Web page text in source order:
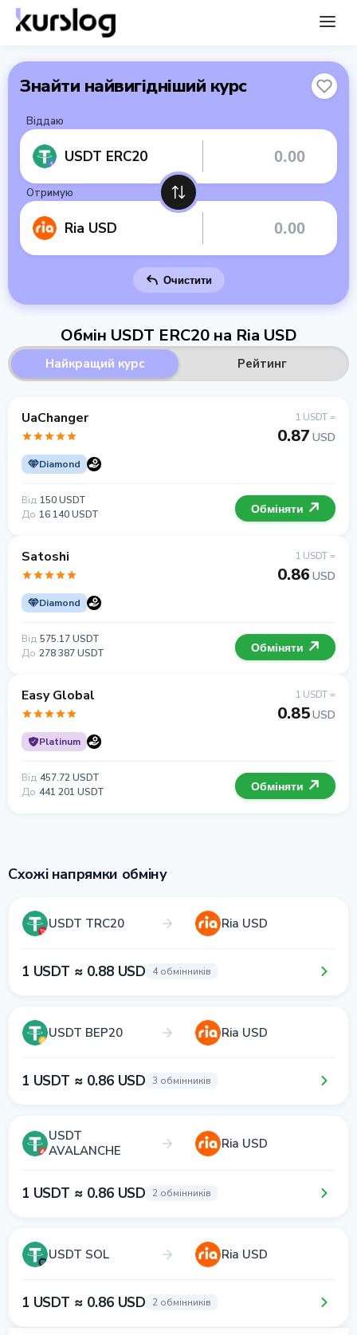
Знайти найвигідніший курс
Віддаю
USDT ERC20
Отримую
Ria USD
Очистити
Обмін USDT ERC20 на Ria USD
Найкращий курс Рейтинг
UaChanger
Diamond
1 USDT =
0.87 USD
Від 150 USDT
До 16 140 USDT Обміняти
Satoshi
Diamond
1 USDT =
0.86 USD
Від 575.17 USDT
До 278 387 USDT Обміняти
Easy Global
Platinum
1 USDT =
0.85USD
Від 457.72 USDT
До 441 201 USDT Обміняти
Схожі напрямки обміну
USDT TRC20 Ria USD
1 USDT ≈ 0.88 USD 4 обмінників
USDT BEP20 Ria USD
1 USDT ≈ 0.86 USD 3 обмінників
USDT
AVALANCHE
Ria USD
1 USDT ≈ 0.86 USD 2 обмінників
USDT SOL Ria USD
1 USDT ≈ 0.86 USD 2 обмінників